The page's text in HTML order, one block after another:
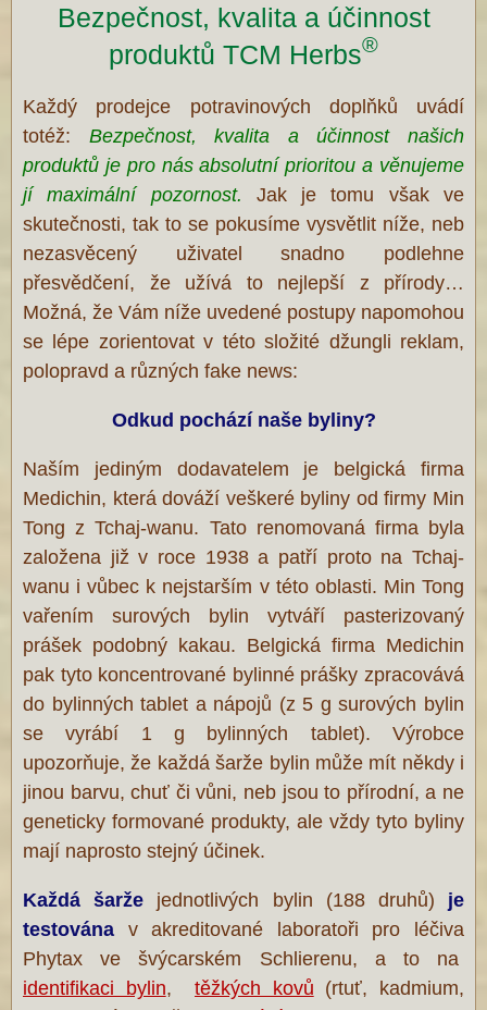
Bezpečnost, kvalita a účinnost
produktů TCM Herbs®
Každý prodejce potravinových doplňků uvádí
totéž: Bezpečnost, kvalita a účinnost našich
produktů je pro nás absolutní prioritou a věnujeme
jí maximální pozornost. Jak je tomu však ve
skutečnosti, tak to se pokusíme vysvětlit níže, neb
nezasvěcený uživatel snadno podlehne
přesvědčení, že užívá to nejlepší z přírody…
Možná, že Vám níže uvedené postupy napomohou
se lépe zorientovat v této složité džungli reklam,
polopravd a různých fake news:
Odkud pochází naše byliny?
Naším jediným dodavatelem je belgická firma
Medichin, která dováží veškeré byliny od firmy Min
Tong z Tchaj-wanu. Tato renomovaná firma byla
založena již v roce 1938 a patří proto na Tchaj-
wanu i vůbec k nejstarším v této oblasti. Min Tong
vařením surových bylin vytváří pasterizovaný
prášek podobný kakau. Belgická firma Medichin
pak tyto koncentrované bylinné prášky zpracovává
do bylinných tablet a nápojů (z 5 g surových bylin
se vyrábí 1 g bylinných tablet). Výrobce
upozorňuje, že každá šarže bylin může mít někdy i
jinou barvu, chuť či vůni, neb jsou to přírodní, a ne
geneticky formované produkty, ale vždy tyto byliny
mají naprosto stejný účinek.
Každá šarže jednotlivých bylin (188 druhů) je
testována v akreditované laboratoři pro léčiva
Phytax ve švýcarském Schlierenu, a to na
identifikaci bylin,těžkých kovů (rtuť, kadmium,